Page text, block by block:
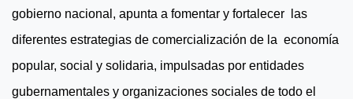
gobierno nacional, apunta a fomentar y fortalecer las
diferentes estrategias de comercialización de la economía
popular, social y solidaria, impulsadas por entidades
gubernamentales y organizaciones sociales de todo el